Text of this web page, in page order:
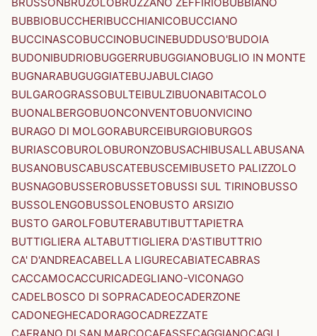
BUBBIOBUCCHERIBUCCHIANICOBUCCIANO
BUCCINASCOBUCCINOBUCINEBUDDUSO'BUDOIA
BUDONIBUDRIOBUGGERRUBUGGIANOBUGLIO IN MONTE
BUGNARABUGUGGIATEBUJABULCIAGO
BULGAROGRASSOBULTEIBULZIBUONABITACOLO
BUONALBERGOBUONCONVENTOBUONVICINO
BURAGO DI MOLGORABURCEIBURGIOBURGOS
BURIASCOBUROLOBURONZOBUSACHIBUSALLABUSANA
BUSANOBUSCABUSCATEBUSCEMIBUSETO PALIZZOLO
BUSNAGOBUSSEROBUSSETOBUSSI SUL TIRINOBUSSO
BUSSOLENGOBUSSOLENOBUSTO ARSIZIO
BUSTO GAROLFOBUTERABUTIBUTTAPIETRA
BUTTIGLIERA ALTABUTTIGLIERA D'ASTIBUTTRIO
CA' D'ANDREACABELLA LIGURECABIATECABRAS
CACCAMOCACCURICADEGLIANO-VICONAGO
CADELBOSCO DI SOPRACADEOCADERZONE
CADONEGHECADORAGOCADREZZATE